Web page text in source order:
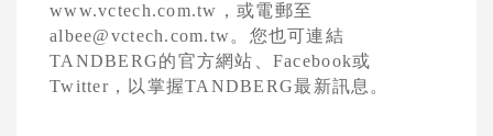
www.vctech.com.tw ，或電郵至
albee@vctech.com.tw。您也可連結
TANDBERG的官方網站、 Facebook或
Twitter，以掌握TANDBERG最新訊息。